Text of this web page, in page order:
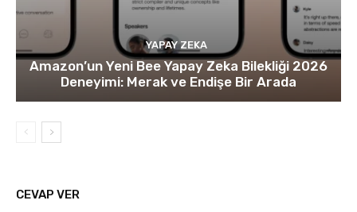
YAPAY ZEKA
Amazon’un Yeni Bee Yapay Zeka Bilekliği 2026
Deneyimi: Merak ve Endişe Bir Arada
CEVAP VER